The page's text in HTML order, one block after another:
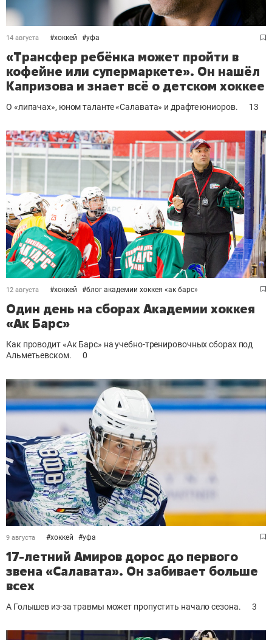
14 августа #хоккей #уфа
«Трансфер ребёнка может пройти в
кофейне или супермаркете». Он нашёл
Капризова и знает всё о детском хоккее
О «липачах», юном таланте «Салавата» и драфте юниоров. 13
12 августа #хоккей #блог академии хоккея «ак барс»
Один день на сборах Академии хоккея
«Ак Барс»
Как проводит «Ак Барс» на учебно-тренировочных сборах под
Альметьевском.
0
9 августа #хоккей #уфа
17-летний Амиров дорос до первого
звена «Салавата». Он забивает больше
всех
А Голышев из-за травмы может пропустить начало сезона. 3